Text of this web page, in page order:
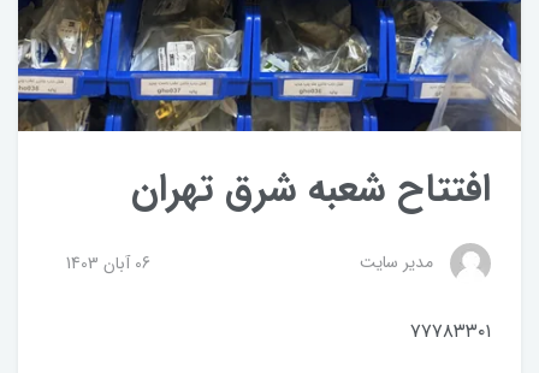
افتتاح شعبه شرق تهران
مدیر سایت 06 آبان 1403
۷۷۷۸۳۳۰۱